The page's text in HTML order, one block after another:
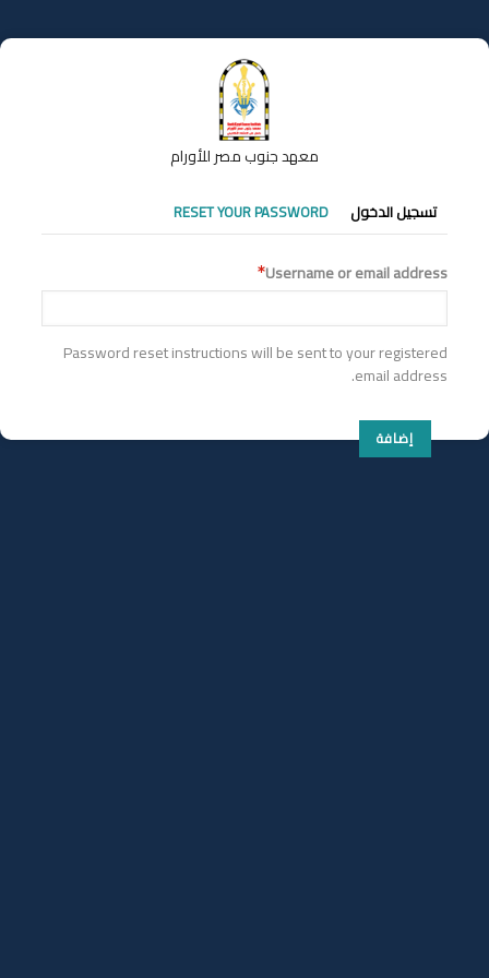
إلى
المحتوى
معهد جنوب مصر للأورام
التبويبات
الأساسية
تسجيل الدخول RESET YOUR PASSWORD
Username or email address
Password reset instructions will be sent to your registered
email address.